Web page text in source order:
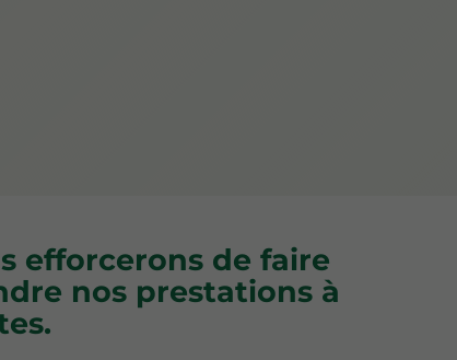
efforcerons de faire
nos prestations à